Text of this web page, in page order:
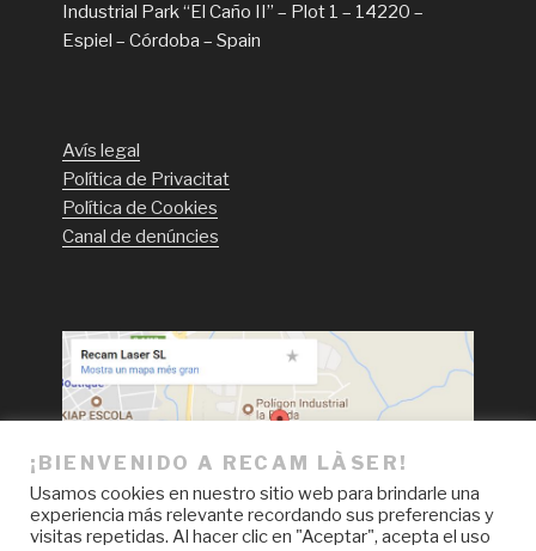
Industrial Park “El Caño II” – Plot 1 – 14220 –
Espiel – Córdoba – Spain
Avís legal
Política de Privacitat
Política de Cookies
Canal de denúncies
¡BIENVENIDO A RECAM LÀSER!
Usamos cookies en nuestro sitio web para brindarle una
experiencia más relevante recordando sus preferencias y
visitas repetidas. Al hacer clic en "Aceptar", acepta el uso